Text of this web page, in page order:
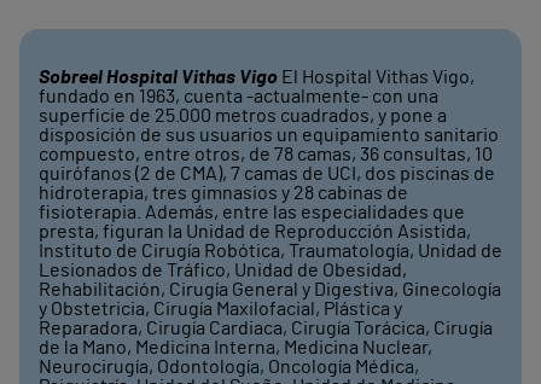
Sobreel Hospital Vithas Vigo El Hospital Vithas Vigo,
fundado en 1963, cuenta -actualmente- con una
superficie de 25.000 metros cuadrados, y pone a
disposición de sus usuarios un equipamiento sanitario
compuesto, entre otros, de 78 camas, 36 consultas, 10
quirófanos (2 de CMA), 7 camas de UCI, dos piscinas de
hidroterapia, tres gimnasios y 28 cabinas de
fisioterapia. Además, entre las especialidades que
presta, figuran la Unidad de Reproducción Asistida,
Instituto de Cirugía Robótica, Traumatología, Unidad de
Lesionados de Tráfico, Unidad de Obesidad,
Rehabilitación, Cirugía General y Digestiva, Ginecología
y Obstetricia, Cirugía Maxilofacial, Plástica y
Reparadora, Cirugía Cardiaca, Cirugía Torácica, Cirugía
de la Mano, Medicina Interna, Medicina Nuclear,
Neurocirugía, Odontología, Oncología Médica,